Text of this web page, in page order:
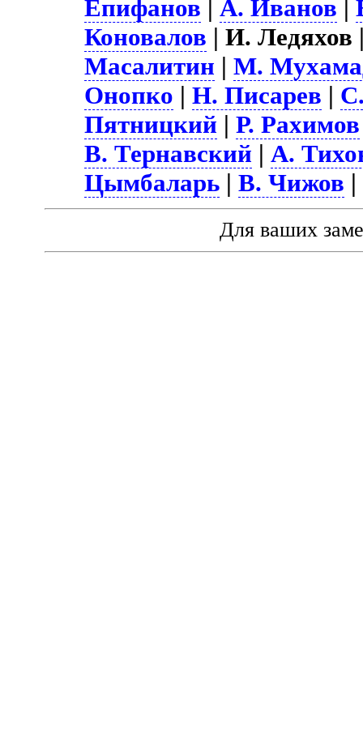
Епифанов |А. Иванов |
Коновалов | И. Ледяхов
Масалитин |М.
Онопко |Н. Писарев |
Пятницкий |Р. Рахимов
В. Тернавский |А.
Цымбаларь |В. Чижов |
Для ваших